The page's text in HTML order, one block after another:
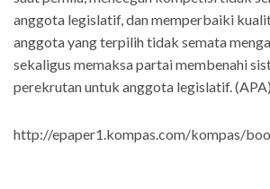
anggota legislatif, dan memperbaiki
anggota yang terpilih tidak semata
sekaligus memaksa partai membenahi
perekrutan untuk anggota legislatif. (APA)
http://epaper1.kompas.com/kompas/